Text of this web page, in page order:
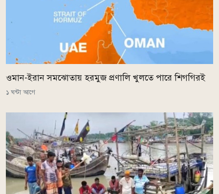
ওমান-ইরান সমঝোতায় হরমুজ প্রণালি খুলতে পারে শিগগিরই
১ ঘন্টা আগে